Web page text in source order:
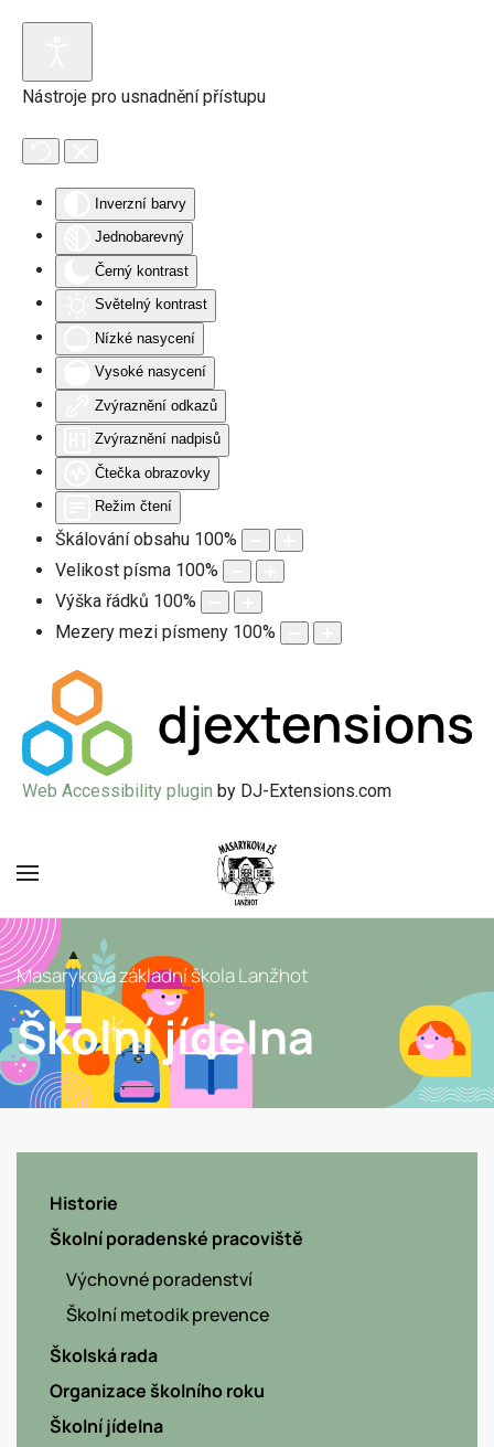
Nástroje pro usnadnění přístupu
Inverzní barvy
Jednobarevný
Černý kontrast
Světelný kontrast
Nízké nasycení
Vysoké nasycení
Zvýraznění odkazů
Zvýraznění nadpisů
Čtečka obrazovky
Režim čtení
Škálování obsahu 100%
Velikost písma 100%
Výška řádků 100%
Mezery mezi písmeny 100%
Web Accessibility plugin by DJ-Extensions.com
Masarykova základní škola Lanžhot
Školní jídelna
Historie
Školní poradenské pracoviště
Výchovné poradenství
Školní metodik prevence
Školská rada
Organizace školního roku
Školní jídelna